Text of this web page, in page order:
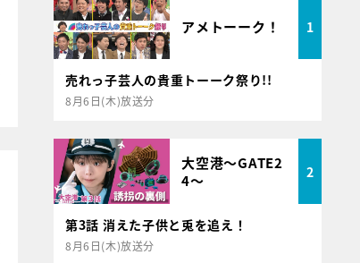
アメトーーク！ 1
売れっ子芸人の貴重トーーク祭り!!
8月6日(木)放送分
大空港～GATE2
4～
2
第3話 消えた子供と兎を追え！
8月6日(木)放送分